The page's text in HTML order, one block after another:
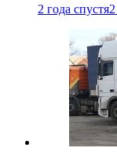
2 года спустя